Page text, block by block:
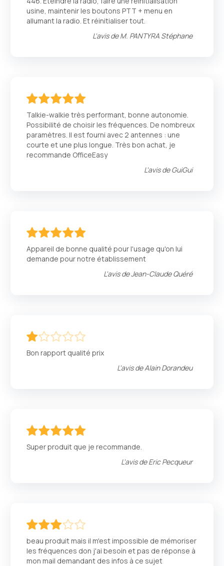
usine, maintenir les boutons PTT + menu en
allumant la radio. Et réinitialiser tout.
L'avis deM. PANTYRA Stéphane
Talkie-walkie très performant, bonne autonomie.
Possibilité de choisir les fréquences. De nombreux
paramètres. Il est fourni avec 2 antennes : une
courte et une plus longue. Très bon achat, je
recommande OfficeEasy
L'avis deGuiGui
Appareil de bonne qualité pour l'usage qu'on lui
demande pour notre établissement
L'avis deJean-Claude Quéré
Bon rapport qualité prix
L'avis deAlain Dorandeu
Super produit que je recommande.
L'avis deEric Pecqueur
beau produit mais il m'est impossible de mémoriser
les fréquences don j'ai besoin et pas de réponse à
mon mail demandant des infos à ce sujet